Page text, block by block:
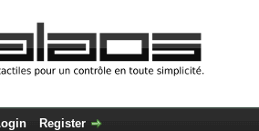
Register